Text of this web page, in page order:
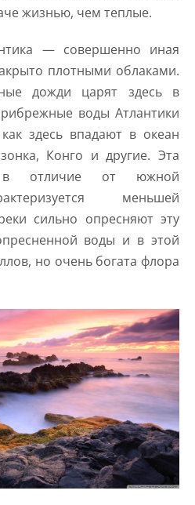
жизнью, чем теплые.
— совершенно иная
плотными облаками.
дожди царят здесь в
воды Атлантики
здесь впадают в океан
Конго и другие. Эта
в отличие от южной
меньшей
сильно опресняют эту
воды и в этой
но очень богата флора